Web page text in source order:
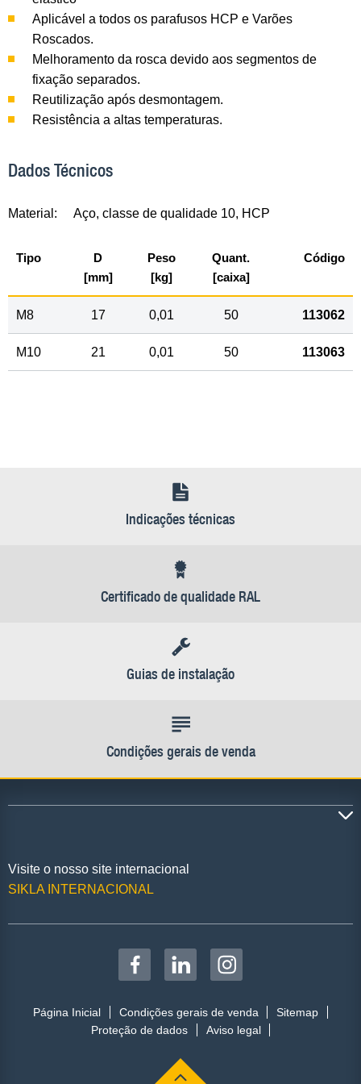
Aplicável a todos os parafusos HCP e Varões
Roscados.
Melhoramento da rosca devido aos segmentos de
fixação separados.
Reutilização após desmontagem.
Resistência a altas temperaturas.
Dados Técnicos
Material: Aço, classe de qualidade 10, HCP
Tipo
D
[mm]
Peso
[kg]
Quant.
[caixa]
Código
M8 17 0,01 50 113062
M10 21 0,01 50 113063
Indicações técnicas
Certificado de qualidade RAL
Guias de instalação
Condições gerais de venda
Visite o nosso site internacional
SIKLA INTERNACIONAL
Página Inicial Condições gerais de venda
Sitemap
Proteção de dados
Aviso legal